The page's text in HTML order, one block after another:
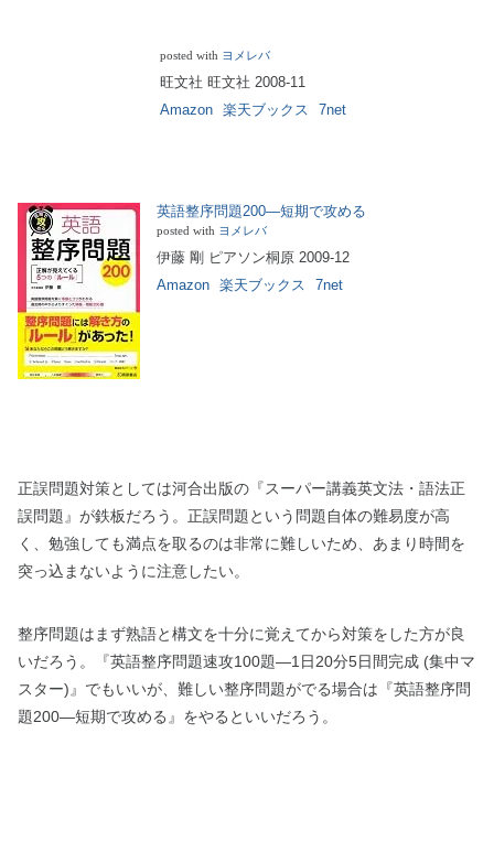
posted with ヨメレバ
旺文社 旺文社 2008-11
Amazon 楽天ブックス 7net
英語整序問題200―短期で攻める
posted with ヨメレバ
伊藤 剛 ピアソン桐原 2009-12
Amazon 楽天ブックス 7net
正誤問題対策としては河合出版の『スーパー講義英文法・語法正
誤問題』が鉄板だろう。正誤問題という問題自体の難易度が高
く、勉強しても満点を取るのは非常に難しいため、あまり時間を
突っ込まないように注意したい。
整序問題はまず熟語と構文を十分に覚えてから対策をした方が良
いだろう。『英語整序問題速攻100題―1日20分5日間完成 (集中マ
スター)』でもいいが、難しい整序問題がでる場合は『英語整序問
題200―短期で攻める』をやるといいだろう。